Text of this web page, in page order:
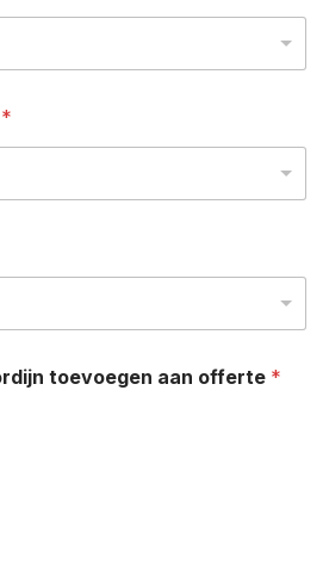
*
toevoegen aan offerte *